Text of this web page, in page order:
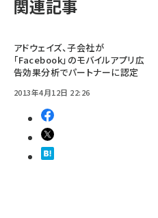
関連記事
アドウェイズ、子会社が
「Facebook」のモバイルアプリ広
告効果分析でパートナーに認定
2013年4月12日 22:26